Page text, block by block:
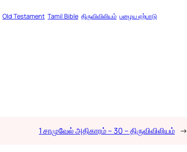
Old Testament Tamil Bible திருவிவிலியம் பழைய ஏற்பாடு
1 சாமுவேல் அதிகாரம் – 30 – திருவிவிலியம் →